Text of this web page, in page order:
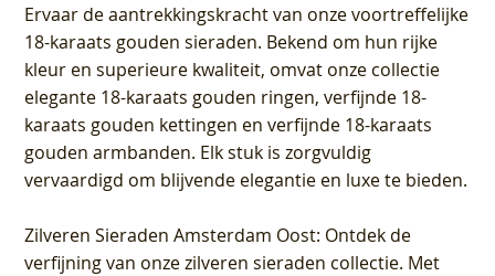
Ervaar de aantrekkingskracht van onze voortreffelijke
18-karaats gouden sieraden. Bekend om hun rijke
kleur en superieure kwaliteit, omvat onze collectie
elegante 18-karaats gouden ringen, verfijnde 18-
karaats gouden kettingen en verfijnde 18-karaats
gouden armbanden. Elk stuk is zorgvuldig
vervaardigd om blijvende elegantie en luxe te bieden.
Zilveren Sieraden Amsterdam Oost: Ontdek de
verfijning van onze zilveren sieraden collectie. Met